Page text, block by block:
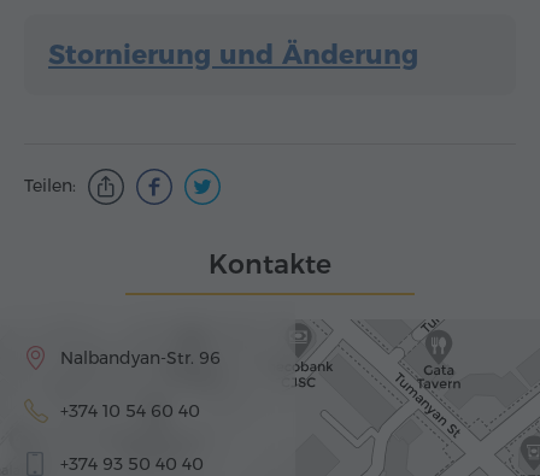
Stornierung und Änderung
Teilen:
Kontakte
Nalbandyan-Str. 96
+374 10 54 60 40
+374 93 50 40 40